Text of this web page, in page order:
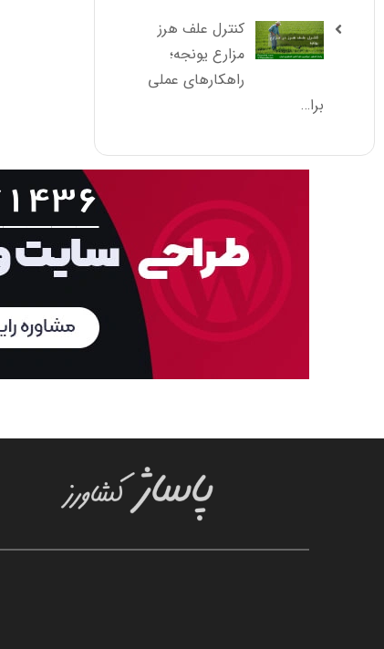
کنترل علف هرز
مزارع یونجه؛
راهکارهای عملی
برا…